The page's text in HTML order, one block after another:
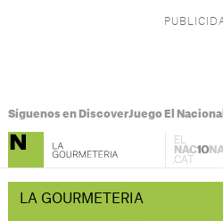
Síguenos en DiscoverJuego El Nacional
LA GOURMETERIA